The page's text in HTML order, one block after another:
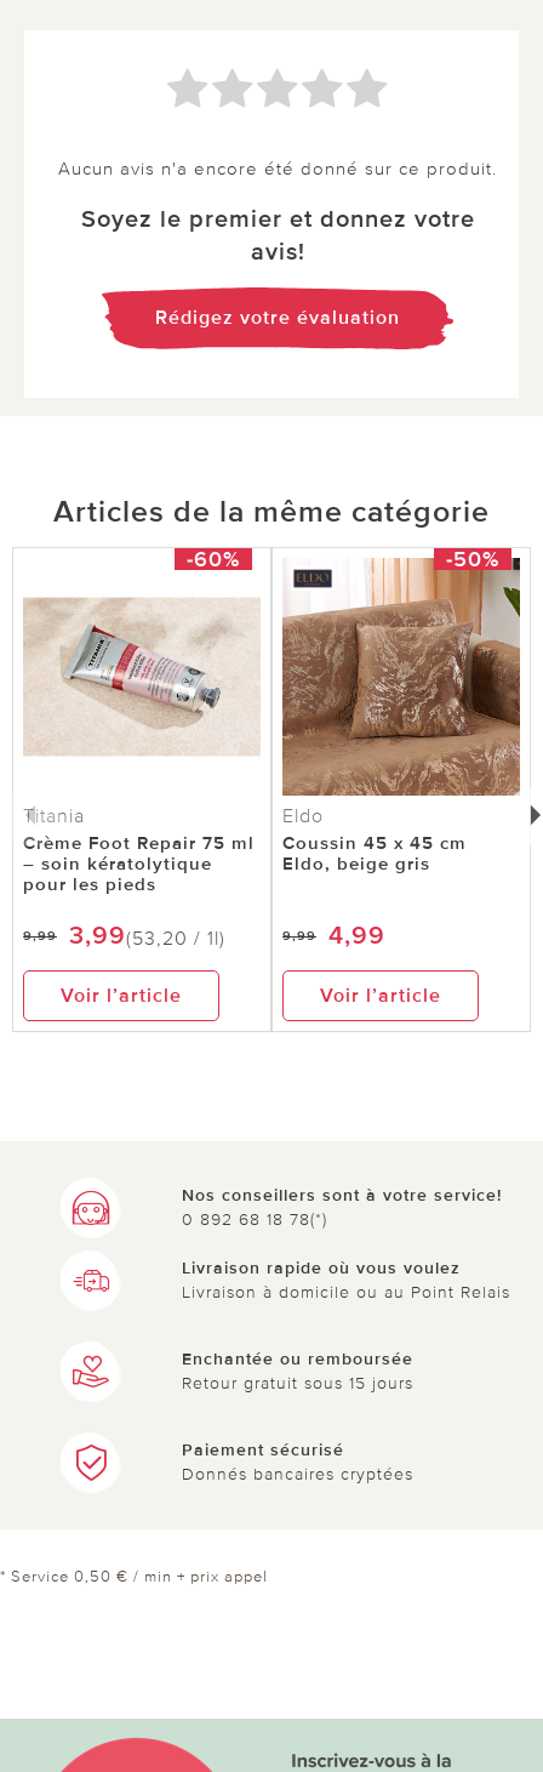
Aucun avis n'a encore été donné sur ce produit.
Soyez le premier et donnez votre
avis!
Rédigez votre évaluation
Articles de la même catégorie
-60%
Titania
Crème Foot Repair 75 ml
– soin kératolytique
pour les pieds
9,99 3,99(53,20 / 1l)
Voir l’article
-50%
Eldo
Coussin 45 x 45 cm
Eldo, beige gris
9,99 4,99
Voir l’article
Nos conseillers sont à votre service!
0 892 68 18 78(*)
Livraison rapide où vous voulez
Livraison à domicile ou au Point Relais
Enchantée ou remboursée
Retour gratuit sous 15 jours
Paiement sécurisé
Donnés bancaires cryptées
* Service 0,50 € / min + prix appel